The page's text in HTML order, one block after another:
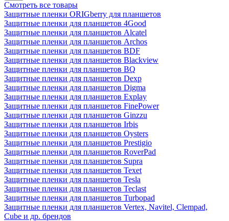
Смотреть все товары
Защитные пленки ORIGberry для планшетов
Защитные пленки для планшетов 4Good
Защитные пленки для планшетов Alcatel
Защитные пленки для планшетов Archos
Защитные пленки для планшетов BDF
Защитные пленки для планшетов Blackview
Защитные пленки для планшетов BQ
Защитные пленки для планшетов Dexp
Защитные пленки для планшетов Digma
Защитные пленки для планшетов Explay
Защитные пленки для планшетов FinePower
Защитные пленки для планшетов Ginzzu
Защитные пленки для планшетов Irbis
Защитные пленки для планшетов Oysters
Защитные пленки для планшетов Prestigio
Защитные пленки для планшетов RoverPad
Защитные пленки для планшетов Supra
Защитные пленки для планшетов Texet
Защитные пленки для планшетов Tesla
Защитные пленки для планшетов Teclast
Защитные пленки для планшетов Turbopad
Защитные пленки для планшетов Vertex, Navitel, Clempad,
Cube и др. брендов